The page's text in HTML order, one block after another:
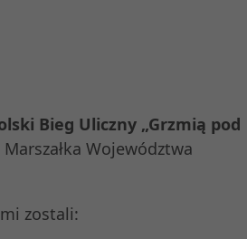
Bieg Uliczny „Grzmią pod
Województwa
zostali: